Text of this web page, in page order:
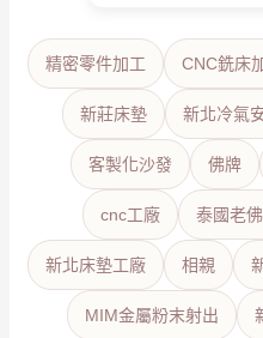
精密零件加工 CNC銑床
新莊床墊 新北冷氣
客製化沙發 佛牌
cnc工廠 泰國老
新北床墊工廠 相親
MIM金屬粉末射出